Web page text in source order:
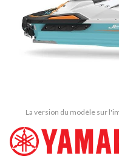
La version du modèle sur